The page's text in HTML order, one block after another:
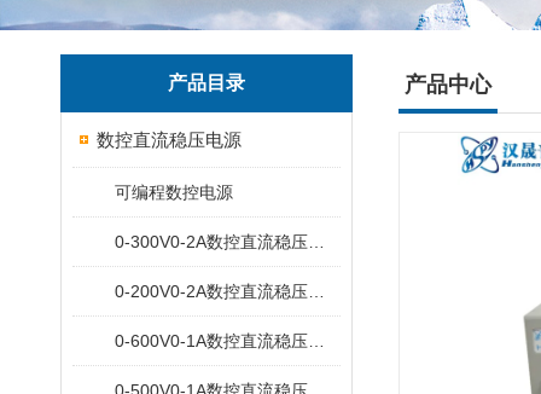
产品目录
数控直流稳压电源
可编程数控电源
产品中心